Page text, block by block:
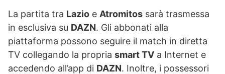
La partita tra Lazio e Atromitos sarà trasmessa
in esclusiva su DAZN. Gli abbonati alla
piattaforma possono seguire il match in diretta
TV collegando la propria smart TV a Internet e
accedendo all’app di DAZN. Inoltre, i possessori